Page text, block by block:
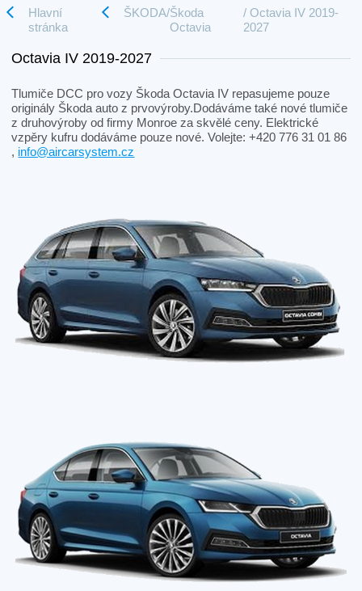
Hlavní
stránka
ŠKODA/Škoda
Octavia
/ Octavia IV 2019-
2027
Octavia IV 2019-2027
Tlumiče DCC pro vozy Škoda Octavia IV repasujeme pouze
originály Škoda auto z prvovýroby.Dodáváme také nové tlumiče
z druhovýroby od firmy Monroe za skvělé ceny. Elektrické
vzpěry kufru dodáváme pouze nové. Volejte: +420 776 31 01 86
, info@aircarsystem.cz
5E7 827 851
Typ vozu:Octavia IV r.v.
2020+
Číslo dílu:AE-SK-037, 5E7
827 851
Výrobek:
Typ vozu:
2020+
Číslo dílu:AE-SK-032,
5E7827851
Výrobek:Nový díl